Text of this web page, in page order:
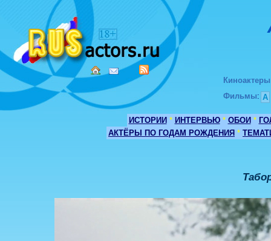
Киноактеры
Фильмы: А
ИСТОРИИ * ИНТЕРВЬЮ * ОБОИ *
АКТЁРЫ ПО ГОДАМ РОЖДЕНИЯ *